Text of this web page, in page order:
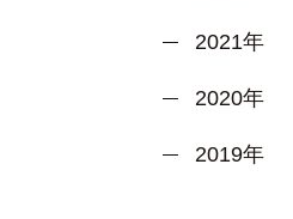
2021年
2020年
2019年